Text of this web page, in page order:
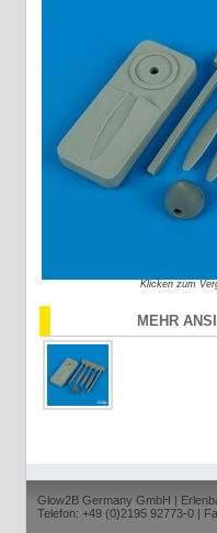
Klicken zum
MEHR
Glow2B Germany GmbH |
Telefon: +49 (0)2195 92773-0 |